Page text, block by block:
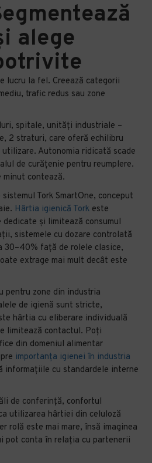
alege
lucru la fel. Creează categorii
trafic redus sau zone
spitale, unități industriale –
2 straturi, care oferă echilibru
Autonomia ridicată scade
de curățenie pentru reumplere.
contează.
Tork SmartOne, conceput
Hârtia igienică Tork este
și limitează consumul
sistemele cu dozare controlată
30–40% față de rolele clasice,
extrage mai mult decât este
pentru zone din industria
de igienă sunt stricte,
hârtia cu eliberare individuală
limitează contactul. Poți
din domeniul alimentar
importanța igienei în industria
informațiile cu standardele interne
de conferință, confortul
utilizarea hârtiei din celuloză
rolă este mai mare, însă imaginea
pot conta în relația cu partenerii